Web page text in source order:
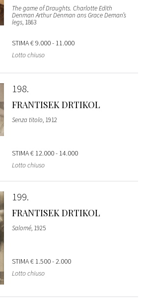
The game of Draughts. Charlotte Edith
Denman Arthur Denman ans Grace Deman’s
legs, 1863
STIMA€ 9.000 - 11.000
Lotto chiuso
198
FRANTISEK DRTIKOL
Senza titolo, 1912
STIMA€ 12.000 - 14.000
Lotto chiuso
199
FRANTISEK DRTIKOL
Salomé, 1925
STIMA€ 1.500 - 2.000
Lotto chiuso